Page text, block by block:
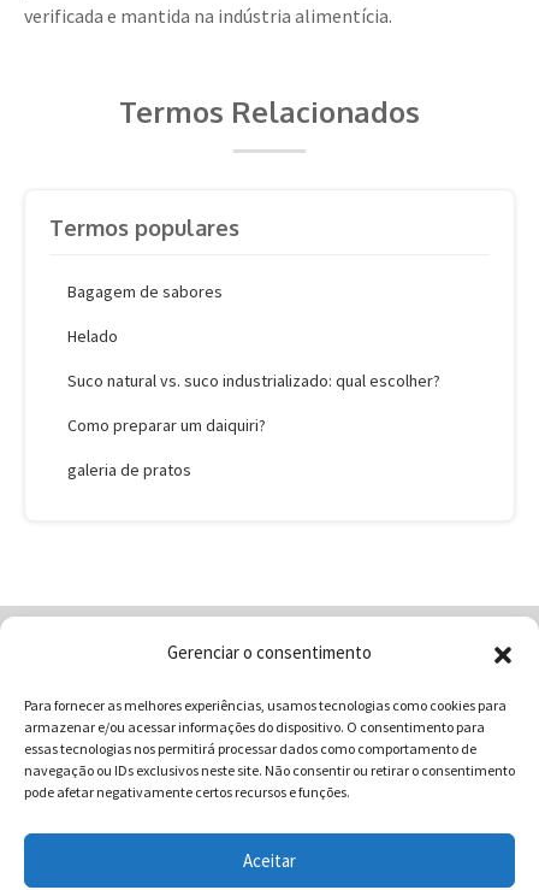
Gerenciar o consentimento
Para fornecer as melhores experiências, usamos tecnologias como cookies para
armazenar e/ou acessar informações do dispositivo. O consentimento para
essas tecnologias nos permitirá processar dados como comportamento de
navegação ou IDs exclusivos neste site. Não consentir ou retirar o consentimento
pode afetar negativamente certos recursos e funções.
Aceitar
verificada e mantida na indústria alimentícia.
Termos Relacionados
Termos populares
Bagagem de sabores
Helado
Suco natural vs. suco industrializado: qual escolher?
Como preparar um daiquiri?
galeria de pratos
Contatos
Receitas
Blog
Vocabulário da Gastronomia
COMUNICAR - Comunicação e Marketing | CNPJ: